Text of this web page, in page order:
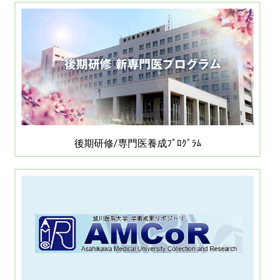
後期研修/専門医養成ﾌﾟﾛｸﾞﾗﾑ